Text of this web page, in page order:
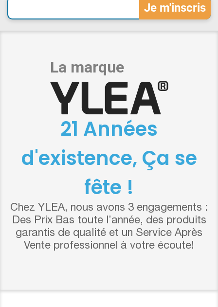
21 Années
d'existence, Ça se
fête !
Chez YLEA, nous avons 3 engagements :
Des Prix Bas toute l’année, des produits
garantis de qualité et un Service Après
Vente professionnel à votre écoute!